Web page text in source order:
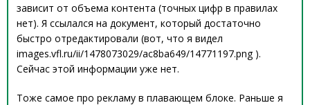
зависит от объема контента (точных цифр в правилах
нет). Я ссылался на документ, который достаточно
быстро отредактировали (вот, что я видел
images.vfl.ru/ii/1478073029/ac8ba649/14771197.png ).
Сейчас этой информации уже нет.
Тоже самое про рекламу в плавающем блоке. Раньше я